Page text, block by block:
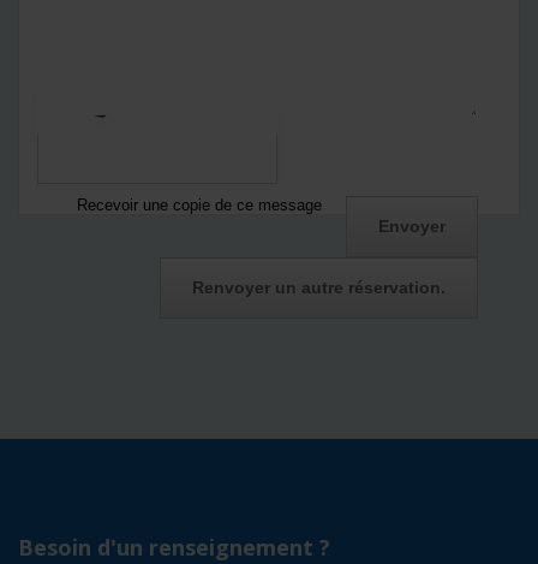
Recevoir une copie de ce message
Besoin d'un renseignement ?